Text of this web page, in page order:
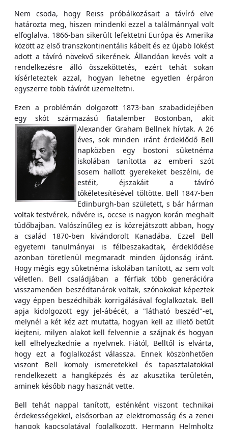
Nem csoda, hogy Reiss próbálkozásait a távíró elve
határozta meg, hiszen mindenki ezzel a találmánnyal volt
elfoglalva. 1866-ban sikerült lefektetni Európa és Amerika
között az első transzkontinentális kábelt és ez újabb lökést
adott a távíró növekvő sikerének. Állandóan kevés volt a
rendelkezésre álló összeköttetés, ezért tehát sokan
kísérleteztek azzal, hogyan lehetne egyetlen érpáron
egyszerre több távírót üzemeltetni.
Ezen a problémán dolgozott 1873-ban szabadidejében
egy skót származású fiatalember Bostonban, akit
Alexander Graham Bellnek hívtak.A 26
éves, sok minden iránt érdeklődő Bell
napközben egy bostoni süketnéma
iskolában tanította az emberi szót
sosem hallott gyerekeket beszélni, de
estéit, éjszakáit a távíró
tökéletesítésével töltötte. Bell 1847-ben
Edinburgh-ban született, s bár hárman
voltak testvérek, nővére is, öccse is nagyon korán meghalt
tüdőbajban. Valószínűleg ez is közrejátszott abban, hogy
a család 1870-ben kivándorolt Kanadába. Ezzel Bell
egyetemi tanulmányai is félbeszakadtak, érdeklődése
azonban töretlenül megmaradt minden újdonság iránt.
Hogy mégis egy süketnéma iskolában tanított, az sem volt
véletlen. Bell családjában a férfiak több generációra
visszamenően beszédtanárok voltak, szónokokat képeztek
vagy éppen beszédhibák korrigálásával foglalkoztak. Bell
apja kidolgozott egy jel-ábécét, a "látható beszéd"-et,
melynél a két kéz azt mutatta, hogyan kell az illető betűt
kiejteni, milyen alakot kell felvennie a szájnak és hogyan
kell elhelyezkednie a nyelvnek. Fiától, Belltől is elvárta,
hogy ezt a foglalkozást válassza. Ennek köszönhetően
viszont Bell komoly ismeretekkel és tapasztalatokkal
rendelkezett a hangképzés és az akusztika területén,
aminek később nagy hasznát vette.
Bell tehát nappal tanított, esténként viszont technikai
érdekességekkel, elsősorban az elektromosság és a zenei
hangok kapcsolatával foglalkozott. Hermann Helmholtz